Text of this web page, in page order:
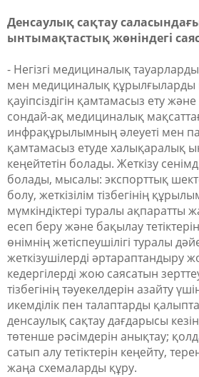
Денсаулық сақтау
ынтымақтастық жөніндегі
- Негізгі медициналық
мен медициналық құрылғыларды
қауіпсіздігін қамтамасыз ету және
сондай-ақ медициналық
инфрақұрылымның әлеуеті мен
қамтамасыз етуде халықаралық
кеңейтетін болады. Жеткізу
болады, мысалы: экспорттық
болу, жеткізілім тізбегінің
мүмкіндіктері туралы ақпаратты
есеп беру және бақылау
өнімнің жетіспеушілігі туралы
жеткізушілерді әртараптандыру
кедергілерді жою саясатын
тізбегінің тәуекелдерін азайту
икемділік пен талаптарды
денсаулық сақтау дағдарысы
төтенше рәсімдерін анықтау;
сатып алу тетіктерін кеңейту,
жаңа схемаларды құру.